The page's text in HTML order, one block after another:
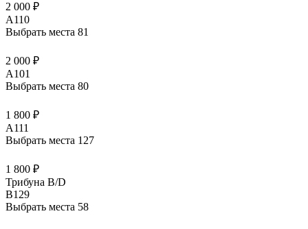
2 000 ₽
A110
Выбрать места 81
2 000 ₽
A101
Выбрать места 80
1 800 ₽
A111
Выбрать места 127
1 800 ₽
Трибуна В/D
B129
Выбрать места 58